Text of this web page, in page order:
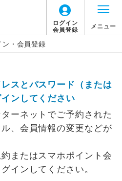
ログイン
会員登録
メニュー
ン・会員登録
スとパスワード（または
ンしてください
ーネットでご予約された
、会員情報の変更などが
またはスマホポイント会
インしてください。